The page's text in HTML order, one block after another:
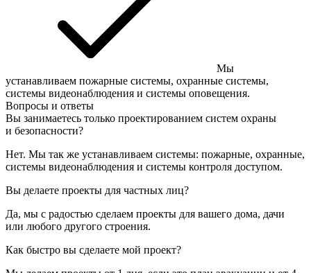
Мы
устанавливаем пожарные системы, охранные системы,
системы видеонаблюдения и системы оповещения.
Вопросы и ответы
Вы занимаетесь только проектированием систем охраны
и безопасности?
Нет. Мы так же устанавливаем системы: пожарные, охранные,
системы видеонаблюдения и системы контроля доступом.
Вы делаете проекты для частных лиц?
Да, мы с радостью сделаем проекты для вашего дома, дачи
или любого другого строения.
Как быстро вы сделаете мой проект?